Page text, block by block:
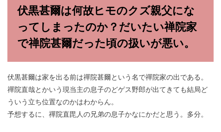
伏黒甚爾は何故ヒモのクズ親父にな
ってしまったのか？だいたい禅院家
で禅院甚爾だった頃の扱いが悪い。
伏黒甚爾は家を出る前は禪院甚爾という名で禪院家の出である。
禪院直哉とかいう現当主の息子のどゲス野郎が出てきても結局ど
ういう立ち位置なのかはわからん。
予想するに、禪院直毘人の兄弟の息子かなにかだと思う。多分。